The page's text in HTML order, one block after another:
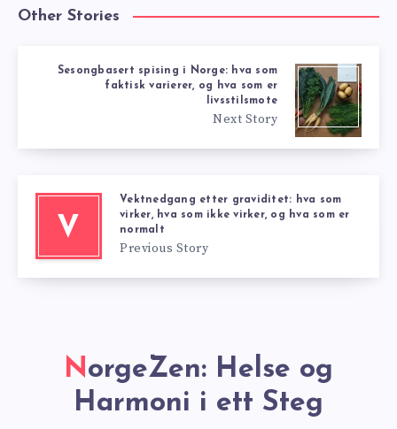
Other Stories
Sesongbasert spising i Norge: hva som
faktisk varierer, og hva som er
livsstilsmote
Next Story
V
Vektnedgang etter graviditet: hva som
virker, hva som ikke virker, og hva som er
normalt
Previous Story
NorgeZen: Helse og
Harmoni i ett Steg